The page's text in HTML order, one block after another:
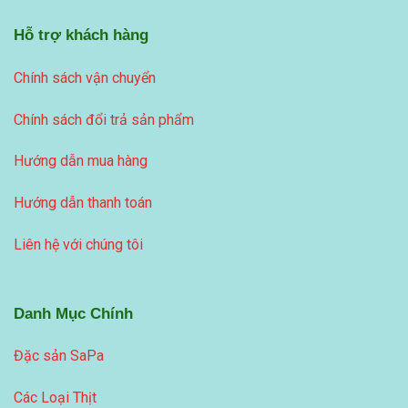
Hỗ trợ khách hàng
Chính sách vận chuyển
Chính sách đổi trả sản phẩm
Hướng dẫn mua hàng
Hướng dẫn thanh toán
Liên hệ với chúng tôi
Danh Mục Chính
Đặc sản SaPa
Các Loại Thịt